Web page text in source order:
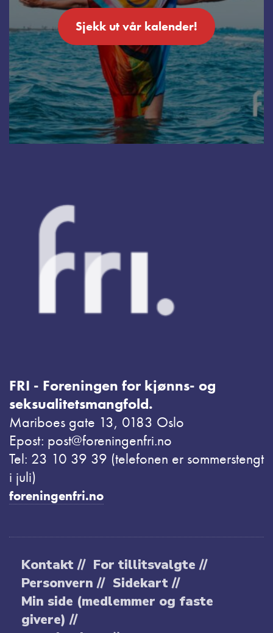
Sjekk ut vår kalender!
FRI - Foreningen for kjønns- og
seksualitetsmangfold.
Mariboes gate 13, 0183 Oslo
Epost: post@foreningenfri.no
Tel: 23 10 39 39 (telefonen er sommerstengt
i juli)
foreningenfri.no
Kontakt // For tillitsvalgte //
Personvern // Sidekart //
Min side (medlemmer og faste
givere) //